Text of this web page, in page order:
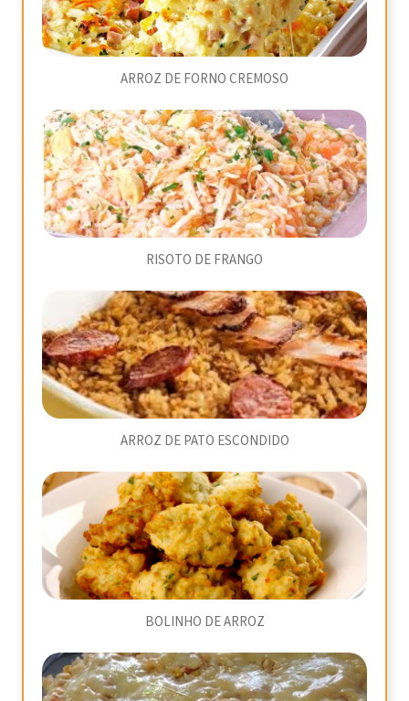
ARROZ DE FORNO CREMOSO
RISOTO DE FRANGO
ARROZ DE PATO ESCONDIDO
BOLINHO DE ARROZ